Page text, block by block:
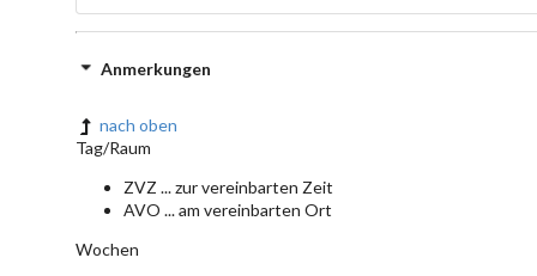
Anmerkungen
nach oben
Tag/Raum
ZVZ ... zur vereinbarten Zeit
AVO ... am vereinbarten Ort
Wochen